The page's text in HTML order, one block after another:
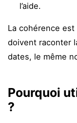
l’aide.
La cohérence
doivent raconter
dates, le même
Pourquoi
?